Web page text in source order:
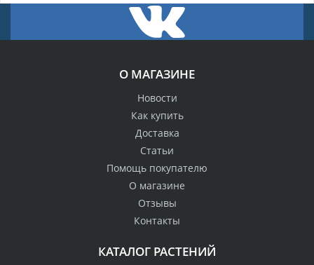
О МАГАЗИНЕ
Новости
Как купить
Доставка
Статьи
Помощь покупателю
О магазине
Отзывы
Контакты
КАТАЛОГ РАСТЕНИЙ